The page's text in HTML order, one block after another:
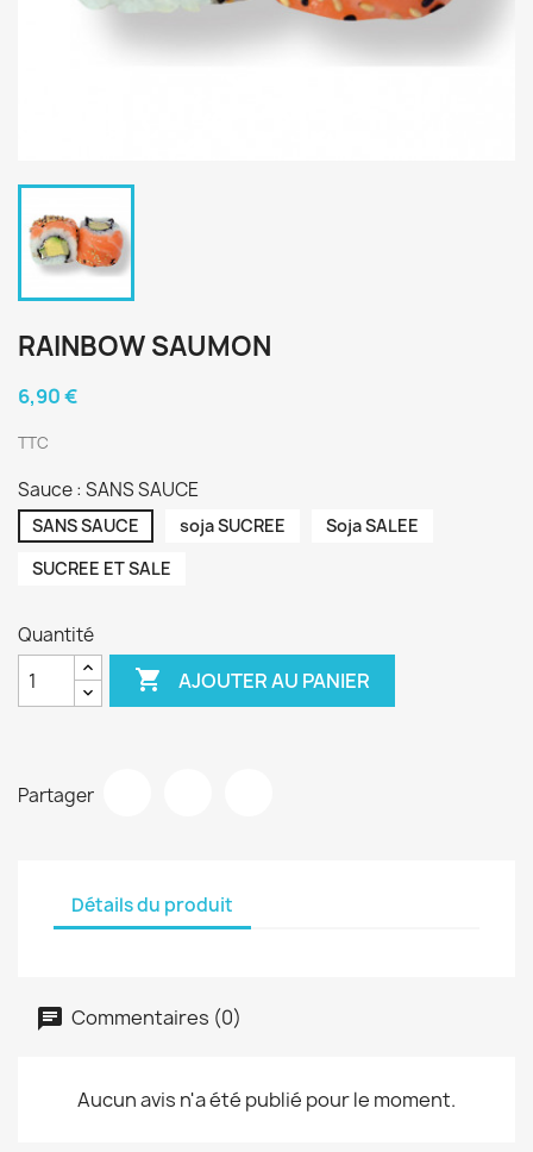
RAINBOW SAUMON
6,90 €
TTC
Sauce : SANS SAUCE
SANS SAUCE soja SUCREE
Soja SALEE
SUCREE ET SALE
Quantité
 AJOUTER AU PANIER
Partager
Détails du produit
Commentaires (0)
Aucun avis n'a été publié pour le moment.